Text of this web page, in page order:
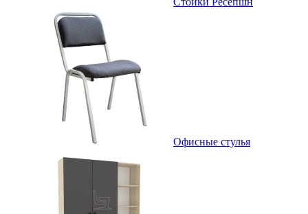
Офисные стулья